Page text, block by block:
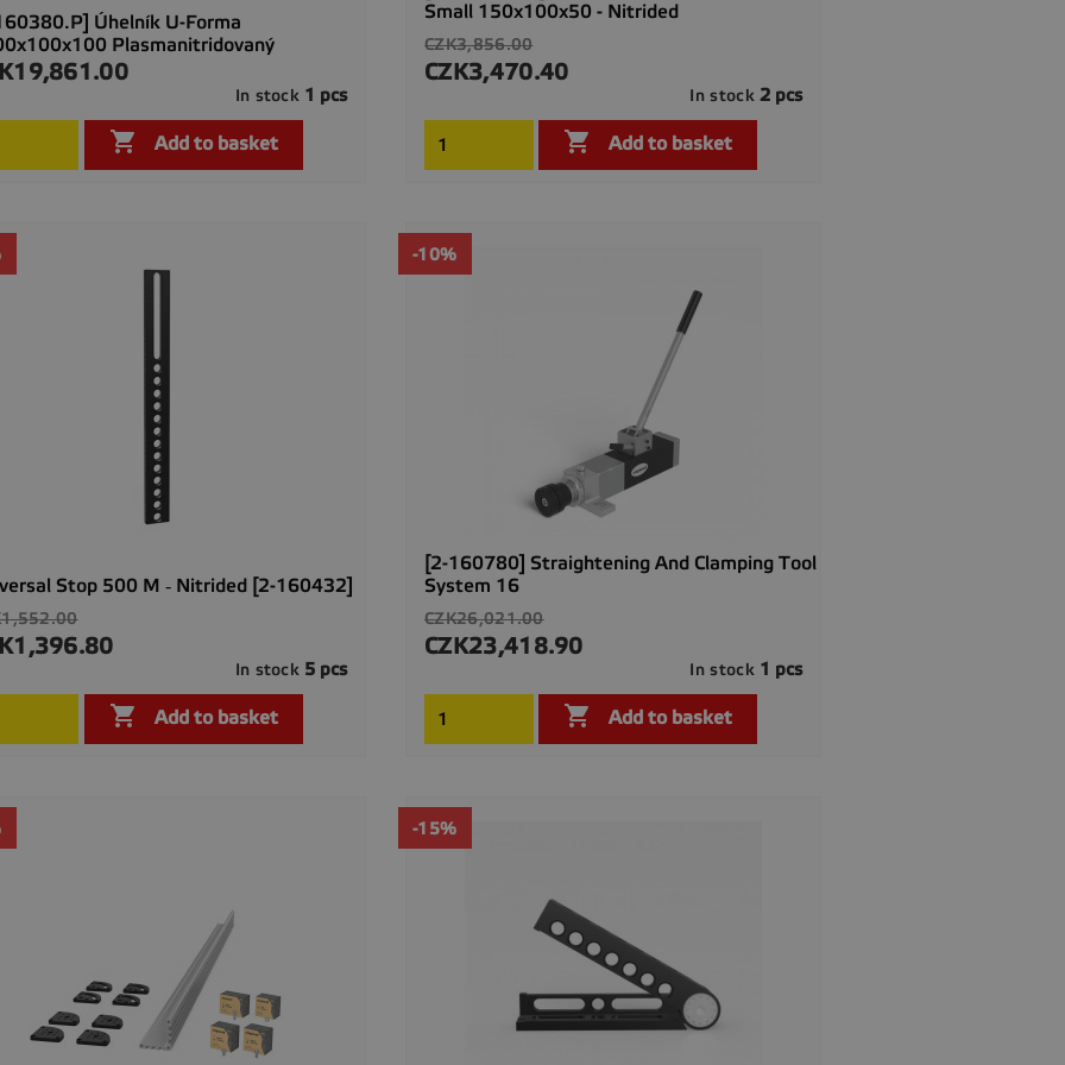
Úhelník U-Forma
Plasmanitridovaný
In stock 1 pcs
 Add to basket
Quick view
Small 150x100x50 - Nitrided
Regular
price
CZK3,856.00
Price
CZK3,470.40
In stock 2 pcs
 Add to basket
Quick view
Stop 500 M ‐ Nitrided [2-160432]
In stock 5 pcs
 Add to basket
Quick view
[2-160780] Straightening And Clamping Tool
System 16
Regular
price
CZK26,021.00
-10%
Price
CZK23,418.90
In stock 1 pcs
 Add to basket
Quick view
-15%